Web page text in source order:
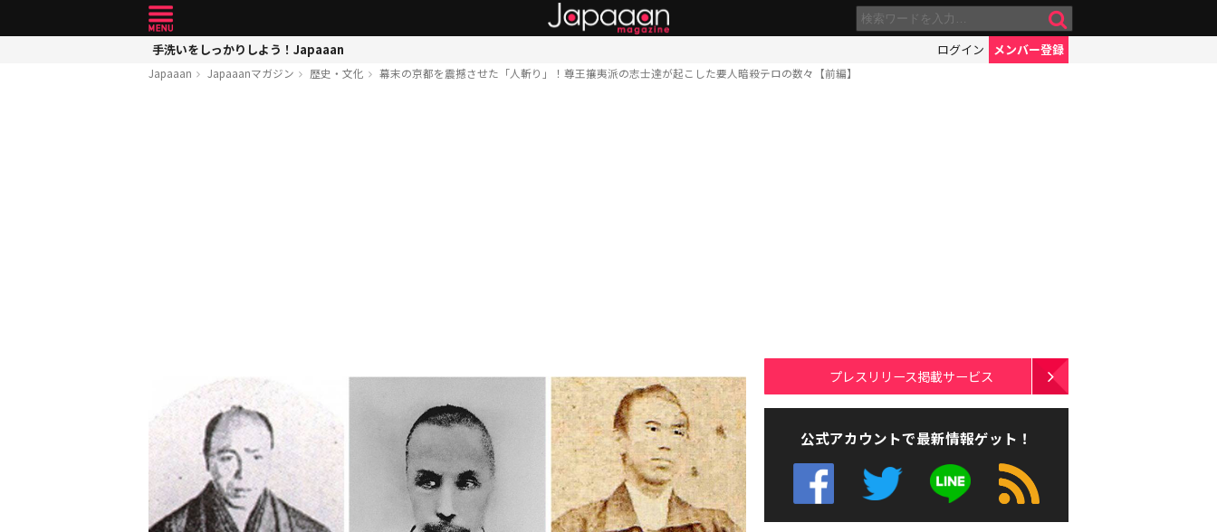
手洗いをしっかりしよう！Japaaan ログイン メンバー登録
Japaaan Japaaanマガジン 歴史・文化 幕末の京都を震撼させた「人斬り」！尊王攘夷派の志士達が起こした要人暗殺テロの数々【前編】
プレスリリース掲載サービス
公式アカウントで最新情報ゲット！